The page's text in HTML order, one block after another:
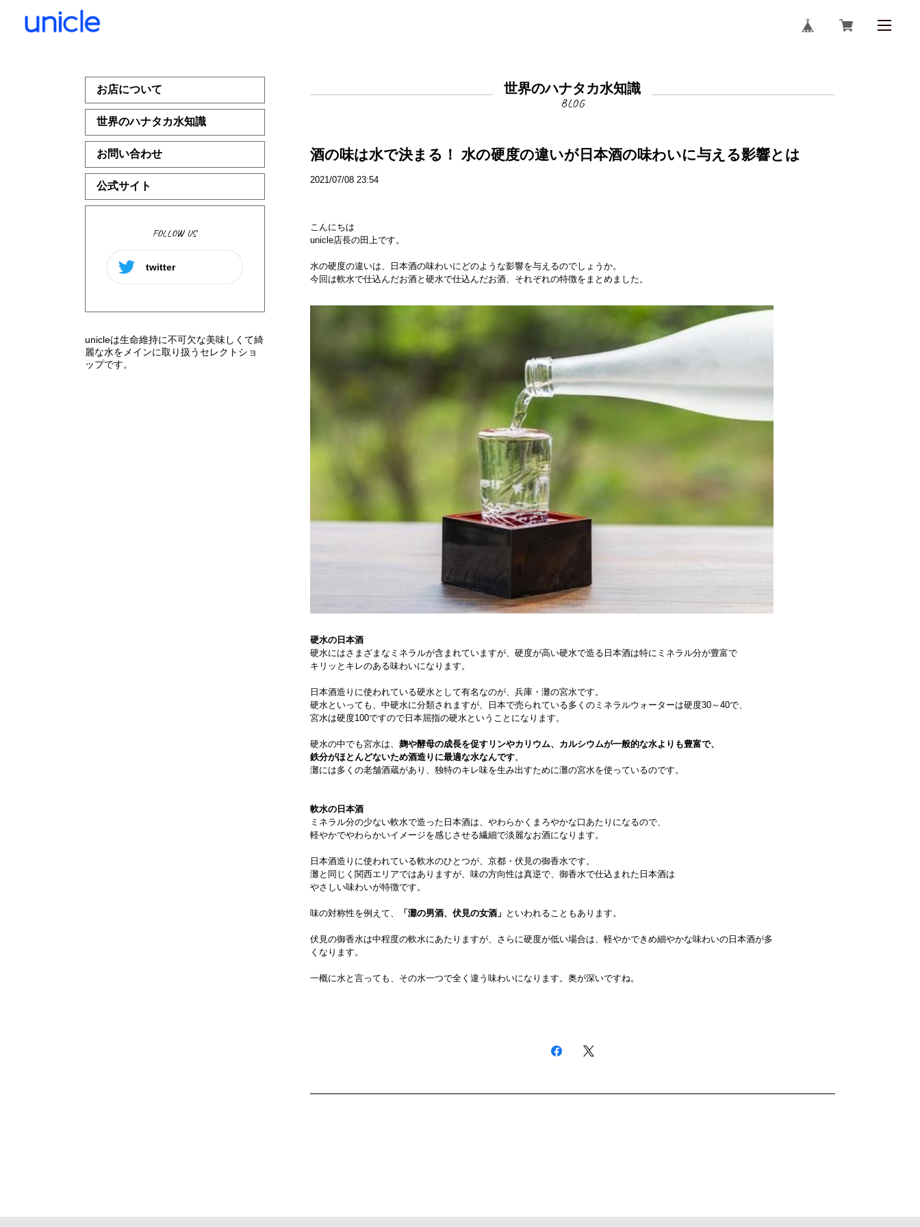
お店について
世界のハナタカ水知識
お問い合わせ
公式サイト
FOLLOW US
twitter
unicleは生命維持に不可欠な美味しくて綺
麗な水をメインに取り扱うセレクトショ
ップです。
世界のハナタカ水知識
酒の味は水で決まる！ 水の硬度の違いが日本酒の味わいに与える影響とは
2021/07/08 23:54
こんにちは
unicle店長の田上です。
水の硬度の違いは、
日本酒の味わいにどのような影響を与えるのでしょうか。
今回は軟水で仕込んだお酒と硬水で仕込んだお酒、 それぞれの特徴をまとめました。
硬水の日本酒
硬水にはさまざまなミネラルが含まれていますが、 硬度が高い硬水で造る日本酒は特にミネラル分が豊富で
キリッとキレのある味わいになります。
日本酒造りに使われている硬水として有名なのが、兵庫・ 灘の宮水です。
硬水といっても、中硬水に分類されますが、
日本で売られている多くのミネラルウォーターは硬度30～40で、
宮水は硬度100ですので日本屈指の硬水ということになります。
硬水の中でも宮水は、 麹や酵母の成長を促すリンやカリウム、 カルシウムが一般的な水よりも豊富で、
鉄分がほとんどないため酒造りに最適な水なんです。
灘には多くの老舗酒蔵があり、 独特のキレ味を生み出すために灘の宮水を使っているのです。
軟水の日本酒
ミネラル分の少ない軟水で造った日本酒は、 やわらかくまろやかな口あたりになるので、
軽やかでやわらかいイメージを感じさせる繊細で淡麗なお酒になります。
日本酒造りに使われている軟水のひとつが、京都・ 伏見の御香水です。
灘と同じく関西エリアではありますが、 味の方向性は真逆で、 御香水で仕込まれた日本酒は
やさしい味わいが特徴です。
味の対称性を例えて、 「灘の男酒、伏見の女酒」 といわれることもあります。
伏見の御香水は中程度の軟水にあたりますが、 さらに硬度が低い場合は、 軽やかできめ細やかな味わいの日本酒が多
くなります。
一概に水と言っても、その水一つで全く違う味わいになります。 奥が深いですね。